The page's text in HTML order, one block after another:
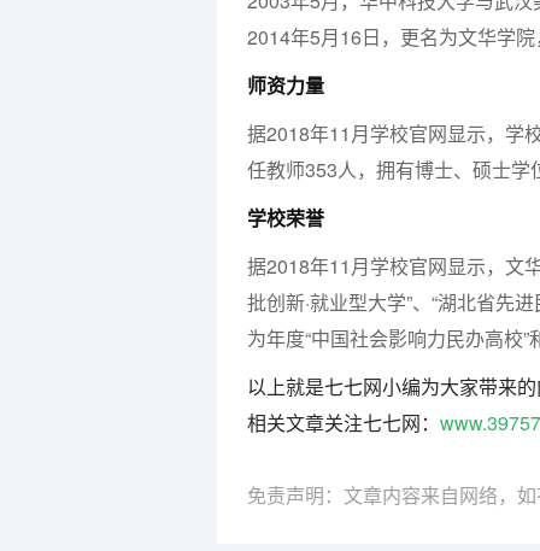
2014年5月16日，更名为文华学
师资力量
据2018年11月学校官网显示，学
任教师353人，拥有博士、硕士
学校荣誉
据2018年11月学校官网显示，文
批创新·就业型大学”、“湖北省先
为年度“中国社会影响力民办高校
以上就是七七网小编为大家带来
相关文章关注七七网：
免责声明：文章内容来自网络，